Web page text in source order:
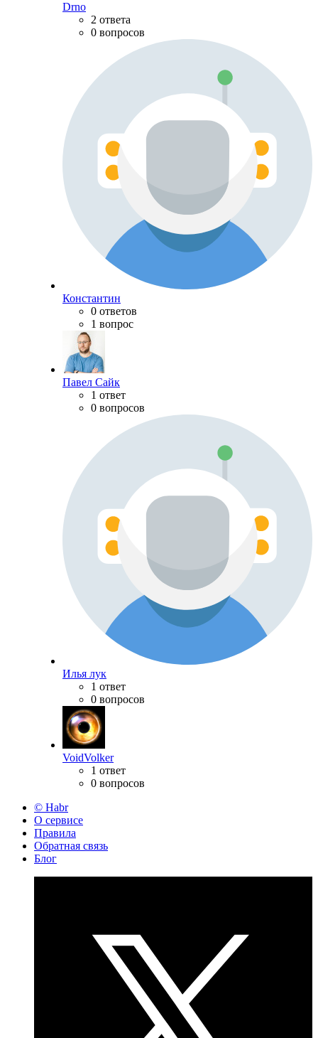
Drno
2 ответа
0 вопросов
Константин
0 ответов
1 вопрос
Павел Сайк
1 ответ
0 вопросов
Илья лук
1 ответ
0 вопросов
VoidVolker
1 ответ
0 вопросов
© Habr
О сервисе
Правила
Обратная связь
Блог